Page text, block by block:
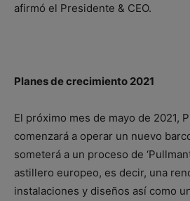
afirmó el Presidente & CEO.
Planes de crecimiento 2021
El próximo mes de mayo de 2021,
comenzará a operar un nuevo
someterá a un proceso de
astillero europeo, es decir, una
instalaciones y diseños así como